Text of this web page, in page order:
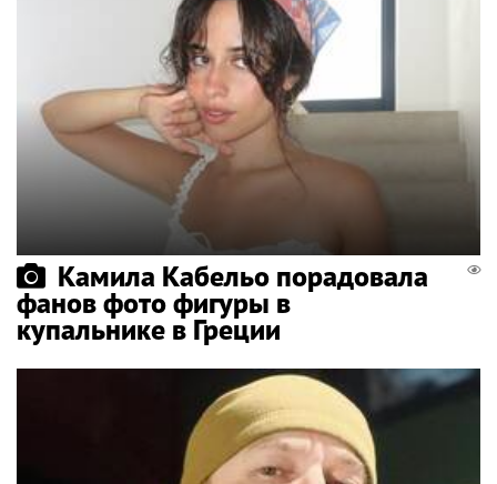
Камила Кабельо порадовала
фанов фото фигуры в
купальнике в Греции